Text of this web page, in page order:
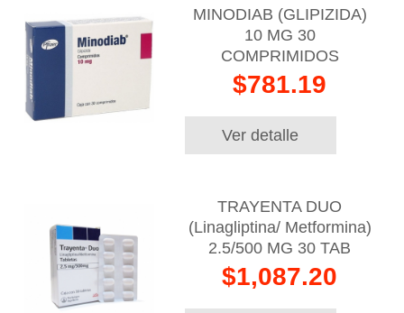
MINODIAB (GLIPIZIDA)
10 MG 30
COMPRIMIDOS
$781.19
Ver detalle
TRAYENTA DUO
(Linagliptina/ Metformina)
2.5/500 MG 30 TAB
$1,087.20